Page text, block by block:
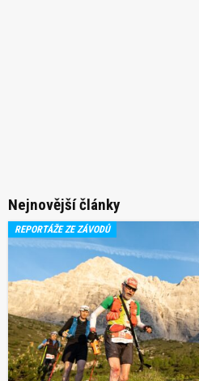
Nejnovější články
REPORTÁŽE ZE ZÁVODŮ